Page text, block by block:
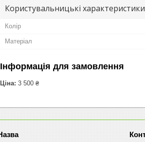
Користувальницькі характеристики
Колір
Матеріал
Інформація для замовлення
Ціна: 3 500 ₴